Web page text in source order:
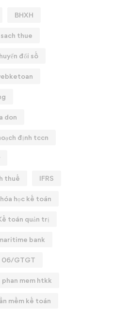
💼 CHIÊU SINH KHAI
CHUYÊN SÂU ✨
12/01/2026
BHXH
thue
đổi số
don
định tccn
thuế IFRS
học kế toán
toán quản trị
bank
06/GTGT
phan mem htkk
mềm kế toán